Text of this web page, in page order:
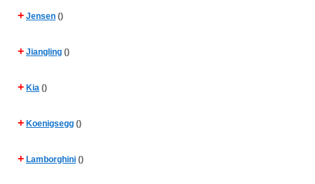
+ Jensen ()
+ Jiangling ()
+ Kia ()
+ Koenigsegg ()
+ Lamborghini ()